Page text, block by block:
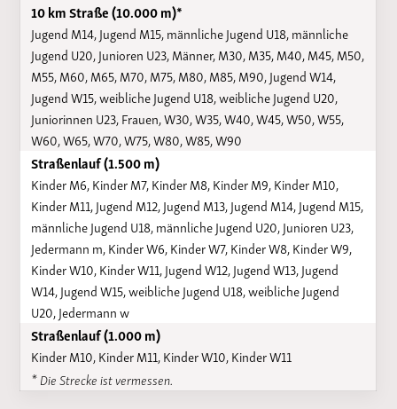
10 km Straße (10.000 m)*
Jugend M14, Jugend M15, männliche Jugend U18, männliche
Jugend U20, Junioren U23, Männer, M30, M35, M40, M45, M50,
M55, M60, M65, M70, M75, M80, M85, M90, Jugend W14,
Jugend W15, weibliche Jugend U18, weibliche Jugend U20,
Juniorinnen U23, Frauen, W30, W35, W40, W45, W50, W55,
W60, W65, W70, W75, W80, W85, W90
Straßenlauf (1.500 m)
Kinder M6, Kinder M7, Kinder M8, Kinder M9, Kinder M10,
Kinder M11, Jugend M12, Jugend M13, Jugend M14, Jugend M15,
männliche Jugend U18, männliche Jugend U20, Junioren U23,
Jedermann m, Kinder W6, Kinder W7, Kinder W8, Kinder W9,
Kinder W10, Kinder W11, Jugend W12, Jugend W13, Jugend
W14, Jugend W15, weibliche Jugend U18, weibliche Jugend
U20, Jedermann w
Straßenlauf (1.000 m)
Kinder M10, Kinder M11, Kinder W10, Kinder W11
* Die Strecke ist vermessen.